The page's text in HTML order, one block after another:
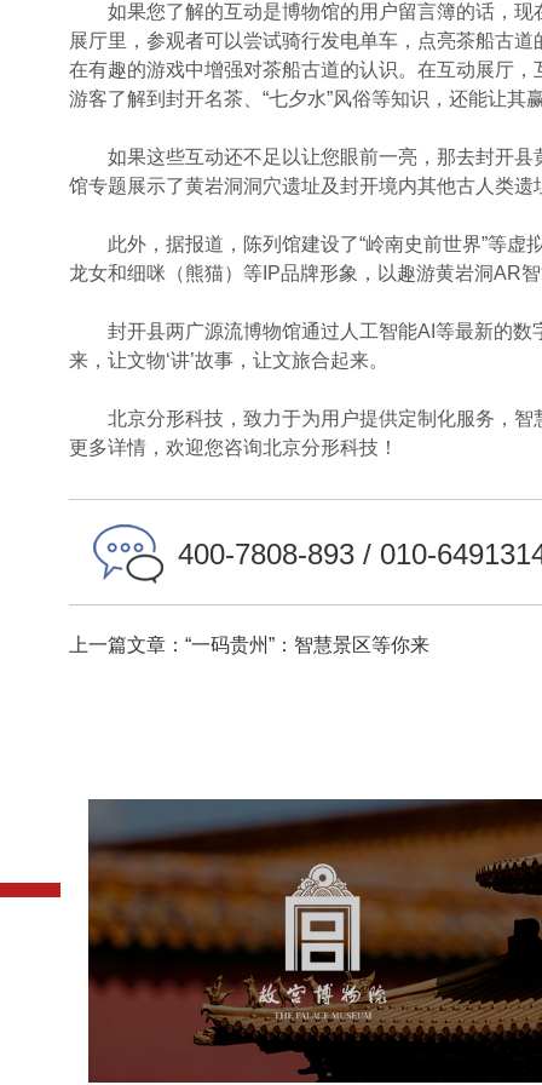
如果您了解的互动是博物馆的用户留言簿的话，现
展厅里，参观者可以尝试骑行发电单车，点亮茶船古
在有趣的游戏中增强对茶船古道的认识。在互动展厅
游客了解到封开名茶、“七夕水”风俗等知识，还能让其
如果这些互动还不足以让您眼前一亮，那去封开县
馆专题展示了黄岩洞洞穴遗址及封开境内其他古人类
此外，据报道，陈列馆建设了“岭南史前世界”等虚
龙女和细咪（熊猫）等IP品牌形象，以趣游黄岩洞AR
封开县两广源流博物馆通过人工智能AI等最新的数
来，让文物‘讲’故事，让文旅合起来。
北京分形科技，致力于为用户提供定制化服务，智
更多详情，欢迎您咨询北京分形科技！
400-7808-893 / 010-
上一篇文章：“一码贵州”：智慧景区等你来
故宫博物院
文化艺术 博物馆
智慧博物馆
博物馆网站建设
景区网站建设
文创商城
万能专题
网站代运营